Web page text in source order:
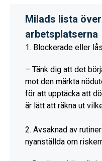
Milads lista
arbetsplatserna
1. Blockerade eller
– Tänk dig att det
mot den märkta
för att upptäcka att
är lätt att räkna ut
2. Avsaknad av
nyanställda om